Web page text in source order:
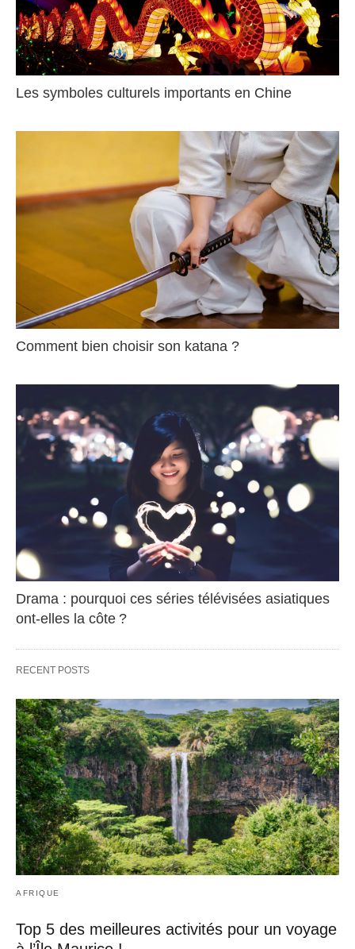
Les symboles culturels importants en Chine
Comment bien choisir son katana ?
Drama : pourquoi ces séries télévisées asiatiques
ont-elles la côte ?
RECENT POSTS
AFRIQUE
Top 5 des meilleures activités pour un voyage